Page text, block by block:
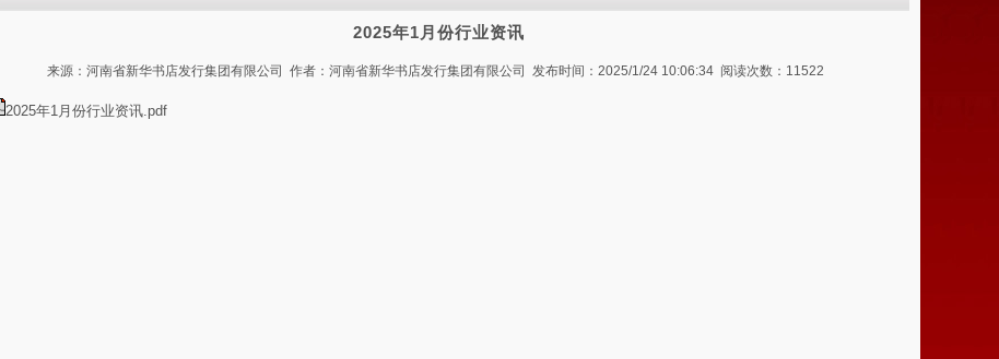
2025年1月份行业资讯
来源：河南省新华书店发行集团有限公司 作者：河南省新华书店发行集团有限公司 发布时间：2025/1/24 10:06:34 阅读次数：11522
2025年1月份行业资讯.pdf